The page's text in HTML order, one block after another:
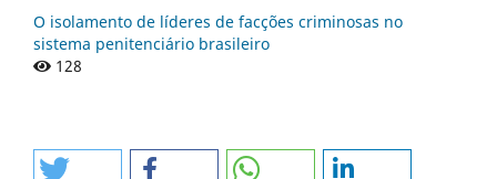
O isolamento de líderes de facções criminosas no
sistema penitenciário brasileiro
128